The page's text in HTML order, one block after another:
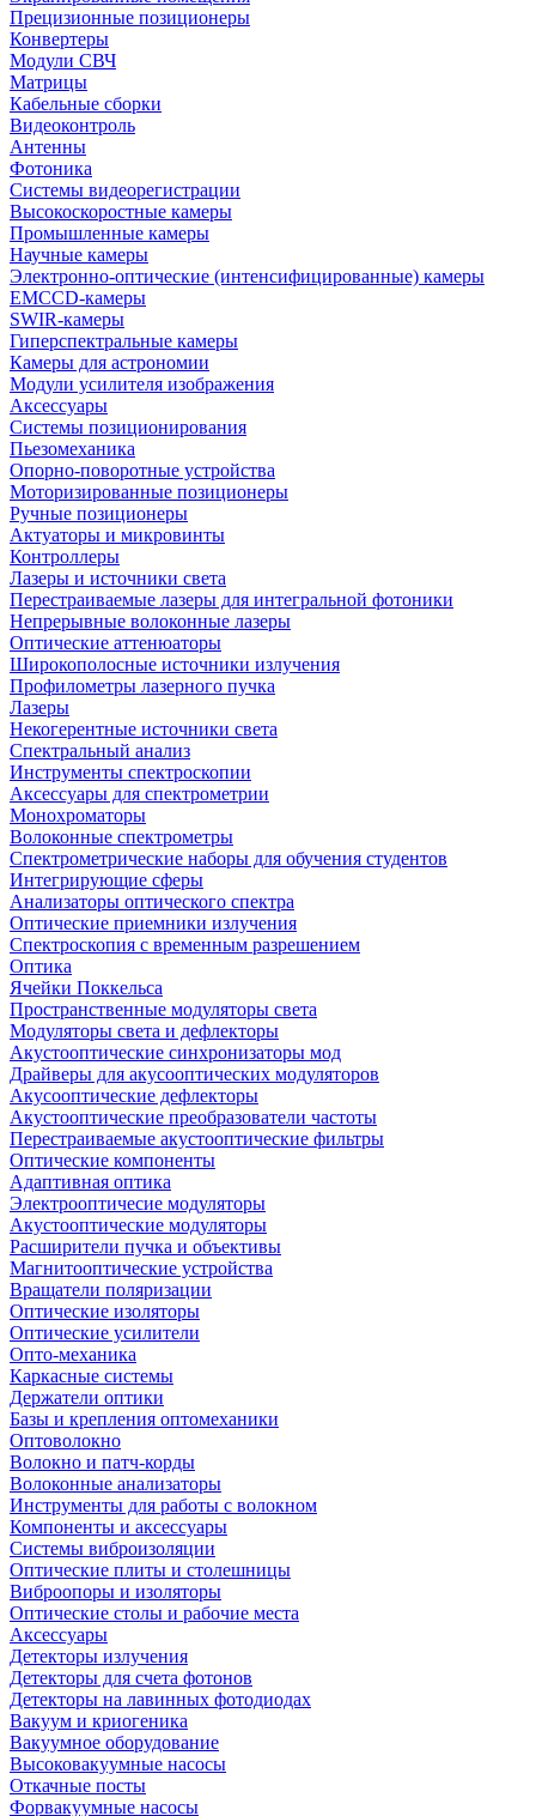
Прецизионные позиционеры
Конвертеры
Модули СВЧ
Матрицы
Кабельные сборки
Видеоконтроль
Антенны
Фотоника
Cистемы видеорегистрации
Высокоскоростные камеры
Промышленные камеры
Научные камеры
Электронно-оптические (интенсифицированные) камеры
EMCCD-камеры
SWIR-камеры
Гиперспектральные камеры
Камеры для астрономии
Модули усилителя изображения
Аксессуары
Системы позиционирования
Пьезомеханика
Опорно-поворотные устройства
Моторизированные позиционеры
Ручные позиционеры
Актуаторы и микровинты
Контроллеры
Лазеры и источники света
Перестраиваемые лазеры для интегральной фотоники
Непрерывные волоконные лазеры
Оптические аттенюаторы
Широкополосные источники излучения
Профилометры лазерного пучка
Лазеры
Некогерентные источники света
Спектральный анализ
Инструменты спектроскопии
Аксессуары для спектрометрии
Монохроматоры
Волоконные спектрометры
Спектрометрические наборы для обучения студентов
Интегрирующие сферы
Анализаторы оптического спектра
Оптические приемники излучения
Спектроскопия с временным разрешением
Оптика
Ячейки Поккельса
Пространственные модуляторы света
Модуляторы света и дефлекторы
Акустооптические синхронизаторы мод
Драйверы для акусооптических модуляторов
Акусооптические дефлекторы
Акустооптические преобразователи частоты
Перестраиваемые акустооптические фильтры
Оптические компоненты
Адаптивная оптика
Электрооптичесие модуляторы
Акустооптические модуляторы
Расширители пучка и объективы
Магнитооптические устройства
Вращатели поляризации
Оптические изоляторы
Оптические усилители
Опто-механика
Каркасные системы
Держатели оптики
Базы и крепления оптомеханики
Оптоволокно
Волокно и патч-корды
Волоконные анализаторы
Инструменты для работы с волокном
Компоненты и аксессуары
Системы виброизоляции
Оптические плиты и столешницы
Виброопоры и изоляторы
Оптические столы и рабочие места
Аксессуары
Детекторы излучения
Детекторы для счета фотонов
Детекторы на лавинных фотодиодах
Вакуум и криогеника
Вакуумное оборудование
Высоковакуумные насосы
Откачные посты
Форвакуумные насосы